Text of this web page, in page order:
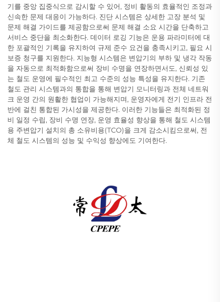
기를 중앙 집중식으로 감시할 수 있어, 정비 활동의 효율적인 조정과
신속한 문제 대응이 가능하다. 진단 시스템은 상세한 고장 분석 및
문제 해결 가이드를 제공함으로써 문제 해결 소요 시간을 단축하고
서비스 중단을 최소화한다. 데이터 로깅 기능은 운용 파라미터에 대
한 포괄적인 기록을 유지하여 규제 준수 요건을 충족시키고, 필요 시
보증 청구를 지원한다. 지능형 시스템은 변압기의 부하 및 냉각 작동
을 자동으로 최적화함으로써 장비 수명을 연장하면서도, 신뢰성 있
는 철도 운영에 필수적인 최고 수준의 성능 특성을 유지한다. 기존
철도 관리 시스템과의 통합을 통해 변압기 모니터링과 전체 네트워
크 운영 간의 원활한 협업이 가능해지며, 운영자에게 전기 인프라 전
반에 걸친 통합된 가시성을 제공한다. 이러한 기능들은 최적화된 정
비 일정 수립, 장비 수명 연장, 운영 효율성 향상을 통해 철도 시스템
용 주변압기 설치의 총 소유비용(TCO)을 크게 감소시킴으로써, 전
체 철도 시스템의 성능 및 수익성 향상에도 기여한다.